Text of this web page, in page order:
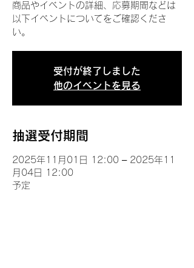
商品やイベントの詳細、応募期間などは
以下イベントについてをご確認くださ
い。
受付が終了しました
他のイベントを見る
抽選受付期間
2025年11月01日 12:00 – 2025年11
月04日 12:00
予定